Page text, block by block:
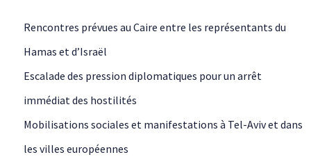
Rencontres prévues au Caire entre les représentants du
Hamas et d’Israël
Escalade des pression diplomatiques pour un arrêt
immédiat des hostilités
Mobilisations sociales et manifestations à Tel-Aviv et dans
les villes européennes